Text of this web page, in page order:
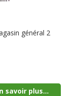
général 2
savoir plus...